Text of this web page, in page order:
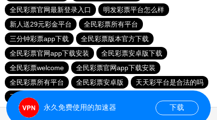
全民彩票官网最新登录入口
明发彩票平台怎么样
新人送29元彩金平台
全民彩票所有平台
三分钟彩票app下载
全民彩票版本官方下载
全民彩票官网app下载安装
全民彩票安卓版下载
全民彩票welcome
全民彩票官网app下载安装
全民彩票所有平台
全民彩票安卓版
天天彩平台是合法的吗
三分钟彩票app下载
永久免费使用的加速器 下载